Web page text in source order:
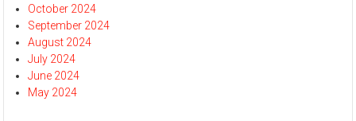
October 2024
September 2024
August 2024
July 2024
June 2024
May 2024